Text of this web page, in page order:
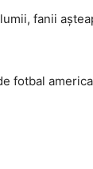
fanii
fotbal